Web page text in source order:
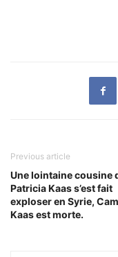
Previous article
Une lointaine cousine
Patricia Kaas s’est fait
exploser en Syrie,
Kaas est morte.